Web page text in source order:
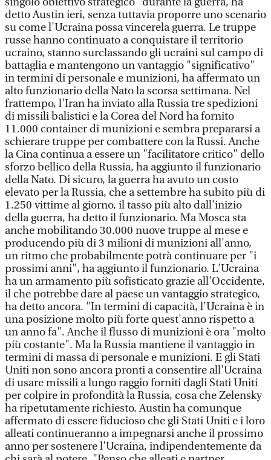
detto Austin ieri, senza tuttavia proporre uno scenario
su come l'Ucraina possa vincerela guerra. Le truppe
russe hanno continuato a conquistare il territorio
ucraino, stanno surclassando gli ucraini sul campo di
battaglia e mantengono un vantaggio "significativo"
in termini di personale e munizioni, ha affermato un
alto funzionario della Nato la scorsa settimana. Nel
frattempo, l'Iran ha inviato alla Russia tre spedizioni
di missili balistici e la Corea del Nord ha fornito
11.000 container di munizioni e sembra prepararsi a
schierare truppe per combattere con la Russi. Anche
la Cina continua a essere un "facilitatore critico" dello
sforzo bellico della Russia, ha aggiunto il funzionario
della Nato. Di sicuro, la guerra ha avuto un costo
elevato per la Russia, che a settembre ha subito più di
1.250 vittime al giorno, il tasso più alto dall'inizio
della guerra, ha detto il funzionario. Ma Mosca sta
anche mobilitando 30.000 nuove truppe al mese e
producendo più di 3 milioni di munizioni all'anno,
un ritmo che probabilmente potrà continuare per "i
prossimi anni", ha aggiunto il funzionario. L'Ucraina
ha un armamento più sofisticato grazie all'Occidente,
il che potrebbe dare al paese un vantaggio strategico,
ha detto ancora. "In termini di capacità, l'Ucraina è in
una posizione molto più forte quest'anno rispetto a
un anno fa". Anche il flusso di munizioni è ora "molto
più costante". Ma la Russia mantiene il vantaggio in
termini di massa di personale e munizioni. E gli Stati
Uniti non sono ancora pronti a consentire all'Ucraina
di usare missili a lungo raggio forniti dagli Stati Uniti
per colpire in profondità la Russia, cosa che Zelensky
ha ripetutamente richiesto. Austin ha comunque
affermato di essere fiducioso che gli Stati Uniti e i loro
alleati continueranno a impegnarsi anche il prossimo
anno per sostenere l'Ucraina, indipendentemente da